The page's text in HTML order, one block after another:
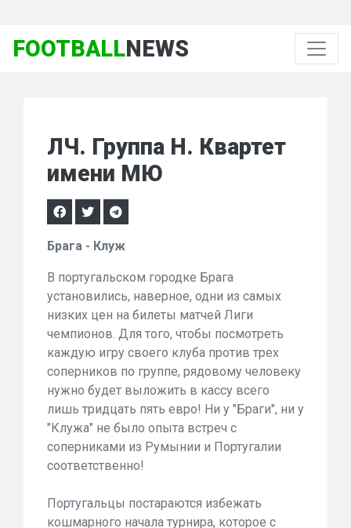
FOOTBALLNEWS
ЛЧ. Группа Н. Квартет
имени МЮ
Брага - Клуж
В португальском городке Брага
установились, наверное, одни из самых
низких цен на билеты матчей Лиги
чемпионов. Для того, чтобы посмотреть
каждую игру своего клуба против трех
соперников по группе, рядовому человеку
нужно будет выложить в кассу всего
лишь тридцать пять евро! Ни у "Браги", ни у
"Клужа" не было опыта встреч с
соперниками из Румынии и Португалии
соответственно!
Португальцы постараются избежать
кошмарного начала турнира, которое с